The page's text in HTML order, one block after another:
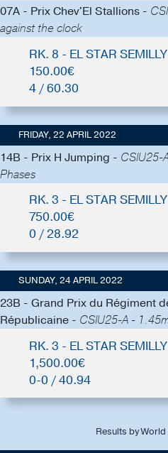
07A - Prix Chev'El Stallions -
against the clock
RK. 8 - EL STAR SEMILLY
150.00€
4 / 60.30
FRIDAY, 22 APRIL 2022
14B - Prix H Jumping - CSIU25-
Phases
RK. 3 - EL STAR SEMILLY
750.00€
0 / 28.92
SUNDAY, 24 APRIL 2022
23B - Grand Prix du Régiment
Républicaine - CSIU25-A -
RK. 3 - EL STAR SEMILLY
1,500.00€
0-0 / 40.94
Results by